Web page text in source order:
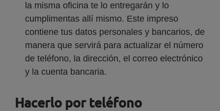
la misma oficina te lo entregarán y lo
cumplimentas allí mismo. Este impreso
contiene tus datos personales y bancarios, de
manera que servirá para actualizar el número
de teléfono, la dirección, el correo electrónico
y la cuenta bancaria.
Hacerlo por teléfono